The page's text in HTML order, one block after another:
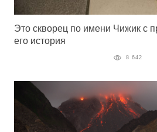
Это скворец по имени Чижик с
его история
8 642